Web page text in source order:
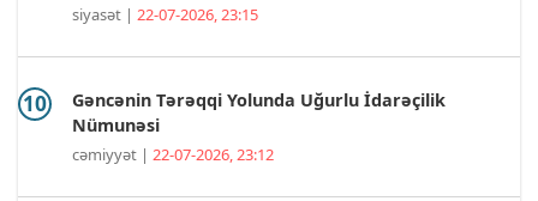
siyasət | 22-07-2026, 23:15
Gəncənin Tərəqqi Yolunda Uğurlu İdarəçilik
Nümunəsi
cəmiyyət | 22-07-2026, 23:12